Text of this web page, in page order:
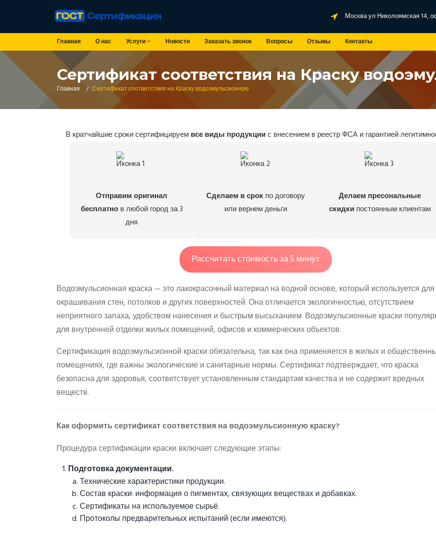
Москва ул Николоямская 14,
Главная О нас Услуги Новости Заказать звонок Вопросы Отзывы Контакты
Сертификат соответствия на Краску
Главная / Сертификат соответствия на Краску водоэмульсионную
В кратчайшие сроки сертифицируем все виды продукциис внесением в реестр ФСА и гарантией
Отправим оригинал
бесплатнов любой город за 3
дня
Сделаем в срок по договору
или вернем деньги
Делаем пресональные
скидки постоянным клиентам
Рассчитать стоимость за 5 минут
Водоэмульсионная краска — это лакокрасочный материал на водной основе, который используется для
окрашивания стен, потолков и других поверхностей. Она отличается экологичностью, отсутствием
неприятного запаха, удобством нанесения и быстрым высыханием. Водоэмульсионные краски
для внутренней отделки жилых помещений, офисов и коммерческих объектов.
Сертификация водоэмульсионной краски обязательна, так как она применяется в жилых и
помещениях, где важны экологические и санитарные нормы. Сертификат подтверждает, что краска
безопасна для здоровья, соответствует установленным стандартам качества и не содержит вредных
веществ.
Как оформить сертификат соответствия на водоэмульсионную краску?
Процедура сертификации краски включает следующие этапы:
Подготовка документации.
Технические характеристики продукции.
Состав краски: информация о пигментах, связующих веществах и добавках.
Сертификаты на используемое сырьё.
Протоколы предварительных испытаний (если имеются).